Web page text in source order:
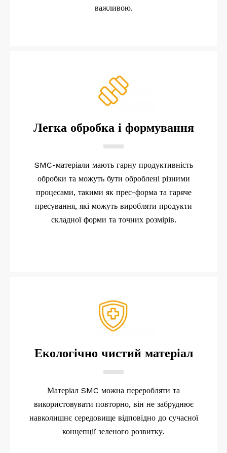
важливою.
Легка обробка і формування
SMC-матеріали мають гарну продуктивність
обробки та можуть бути оброблені різними
процесами, такими як прес-форма та гаряче
пресування, які можуть виробляти продукти
складної форми та точних розмірів.
Екологічно чистий матеріал
Матеріал SMC можна переробляти та
використовувати повторно, він не забруднює
навколишнє середовище відповідно до сучасної
концепції зеленого розвитку.